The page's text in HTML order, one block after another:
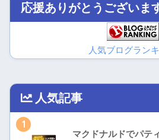
応援ありがとうございま
人気ブログラン
人気記事
1
マクドナルドでパテ